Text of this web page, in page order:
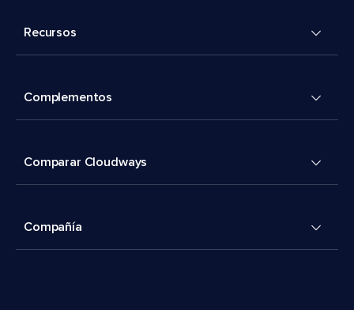
Recursos
Complementos
Comparar Cloudways
Compañía